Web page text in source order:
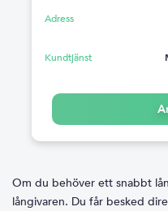
Adress
Kundtjänst
Om du behöver ett snabbt
långivaren. Du får besked